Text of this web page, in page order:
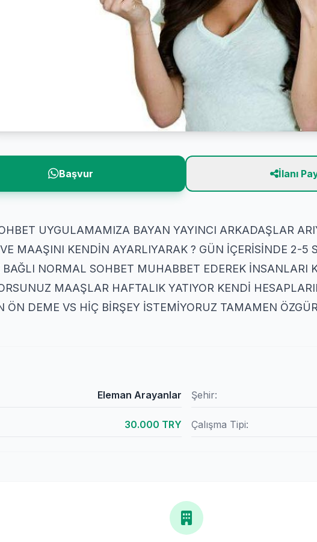
Başvur İlanı
UYGULAMAMIZA BAYAN YAYINCI ARKADAŞLAR
MAAŞINI KENDİN AYARLIYARAK ? GÜN İÇERİSİNDE 2-5
NORMAL SOHBET MUHABBET EDEREK İNSANLARI
MAAŞLAR HAFTALIK YATIYOR KENDİ
ÖN DEME VS HİÇ BİRŞEY İSTEMİYORUZ TAMAMEN
Eleman Arayanlar Şehir:
30.000 TRY Çalışma Tipi: